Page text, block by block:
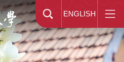
ENGLISH